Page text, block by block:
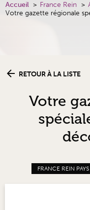
Accueil France Rein
Votre gazette régionale
RETOUR À LA LISTE
Votre
FRANCE REIN